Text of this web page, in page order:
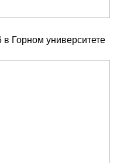
Горном университете